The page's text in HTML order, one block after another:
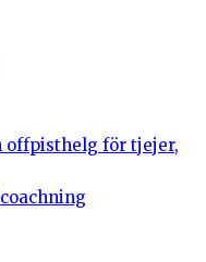
offpisthelg för tjejer,